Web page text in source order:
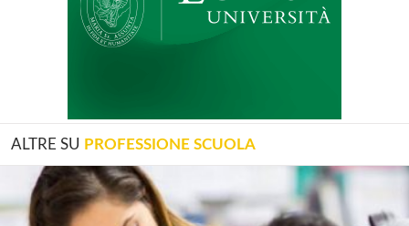
ALTRE SU PROFESSIONE SCUOLA